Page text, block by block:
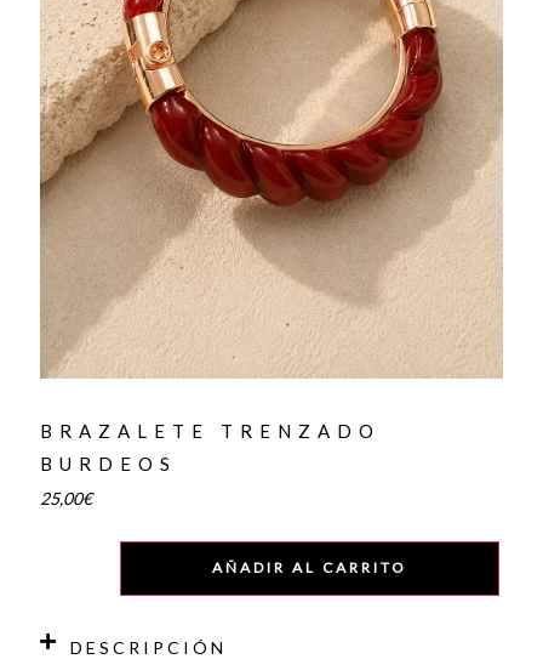
BRAZALETE TRENZADO
BURDEOS
25,00€
AÑADIR AL CARRITO
DESCRIPCIÓN